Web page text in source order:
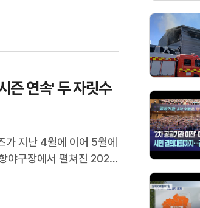
의 원정 경기에서 4-1 대
즌 연속' 두 자릿수
가 지난 4월에 이어 5월에
야구장에서 펼쳐진 2026
8-5 승리를 거둡니다.경